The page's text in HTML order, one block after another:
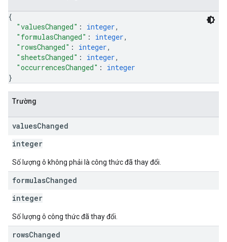
{
"valuesChanged" : integer,
"formulasChanged" : integer,
"rowsChanged" : integer,
"sheetsChanged" : integer,
"occurrencesChanged" : integer
}
Trường
valuesChanged
integer
Số lượng ô không phải là công thức đã thay đổi.
formulasChanged
integer
Số lượng ô công thức đã thay đổi.
rowsChanged